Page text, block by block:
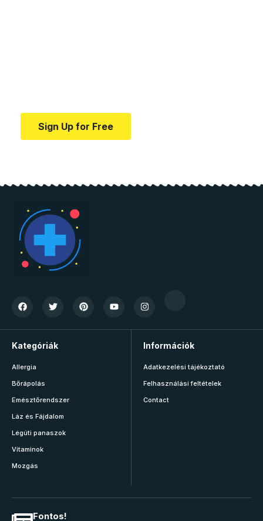
Sign Up for Free
Kategóriák
Allergia
Bőrápolás
Emésztőrendszer
Láz és Fájdalom
Légúti panaszok
Vitaminok
Mozgás
Információk
Adatkezelési tájékoztató
Felhasználási feltételek
Contact
Fontos!